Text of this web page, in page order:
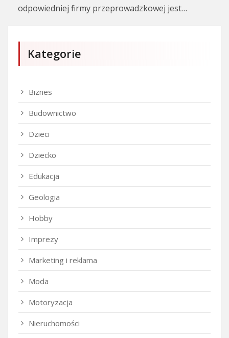
odpowiedniej firmy przeprowadzkowej jest…
Kategorie
Biznes
Budownictwo
Dzieci
Dziecko
Edukacja
Geologia
Hobby
Imprezy
Marketing i reklama
Moda
Motoryzacja
Nieruchomości